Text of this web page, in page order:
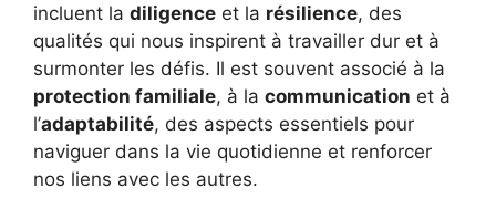
incluent la diligence et la résilience, des
qualités qui nous inspirent à travailler dur et à
surmonter les défis. Il est souvent associé à la
protection familiale, à la communication et à
l’adaptabilité, des aspects essentiels pour
naviguer dans la vie quotidienne et renforcer
nos liens avec les autres.